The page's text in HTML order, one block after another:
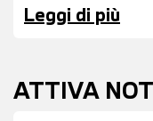
ELETRONICO
POSSIBILITA'
IMPORTO
Leggi di più
ATTIVA